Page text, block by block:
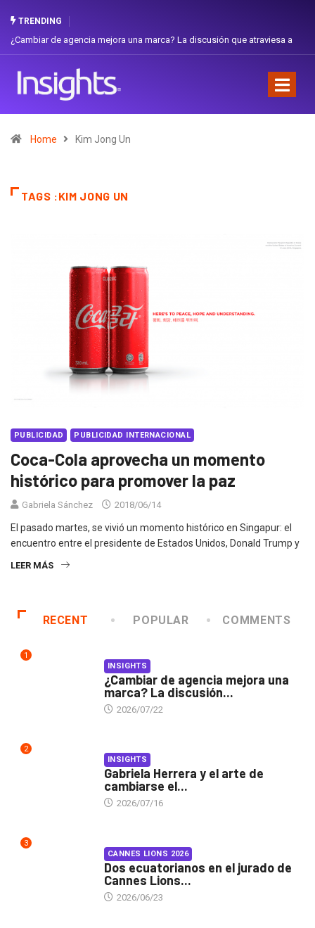
TRENDING
¿Cambiar de agencia mejora una marca? La discusión que atraviesa a
Home Kim Jong Un
TAGS :KIM JONG UN
PUBLICIDAD PUBLICIDAD INTERNACIONAL
Coca-Cola aprovecha un momento
histórico para promover la paz
Gabriela Sánchez 2018/06/14
El pasado martes, se vivió un momento histórico en Singapur: el
encuentro entre el presidente de Estados Unidos, Donald Trump y
LEER MÁS
RECENT POPULAR COMMENTS
1
INSIGHTS
¿Cambiar de agencia mejora una
marca? La discusión...
2026/07/22
2
INSIGHTS
Gabriela Herrera y el arte de
cambiarse el...
2026/07/16
3
CANNES LIONS 2026
Dos ecuatorianos en el jurado de
Cannes Lions...
2026/06/23